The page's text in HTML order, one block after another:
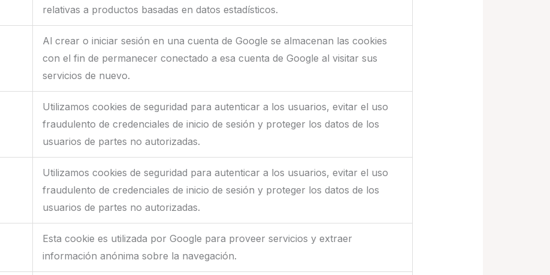
relativas a productos basadas en datos estadísticos.
Al crear o iniciar sesión en una cuenta de Google se almacenan las cookies
con el fin de permanecer conectado a esa cuenta de Google al visitar sus
servicios de nuevo.
Utilizamos cookies de seguridad para autenticar a los usuarios, evitar el uso
fraudulento de credenciales de inicio de sesión y proteger los datos de los
usuarios de partes no autorizadas.
Utilizamos cookies de seguridad para autenticar a los usuarios, evitar el uso
fraudulento de credenciales de inicio de sesión y proteger los datos de los
usuarios de partes no autorizadas.
Esta cookie es utilizada por Google para proveer servicios y extraer
información anónima sobre la navegación.